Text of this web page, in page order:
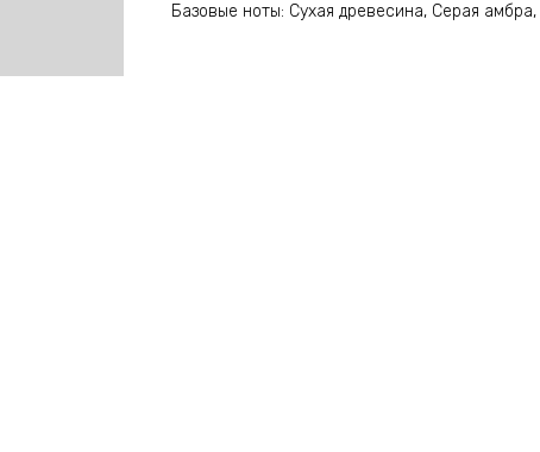
Базовые ноты: Сухая древесина, Серая